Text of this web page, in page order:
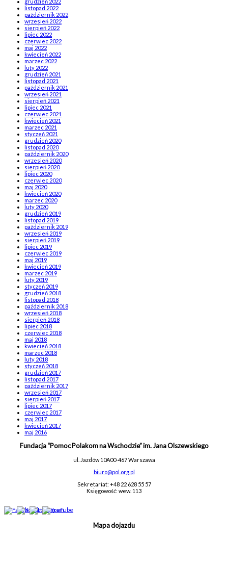
listopad 2022
październik 2022
wrzesień 2022
sierpień 2022
lipiec 2022
czerwiec 2022
maj 2022
kwiecień 2022
marzec 2022
luty 2022
grudzień 2021
listopad 2021
październik 2021
wrzesień 2021
sierpień 2021
lipiec 2021
czerwiec 2021
kwiecień 2021
marzec 2021
styczeń 2021
grudzień 2020
listopad 2020
październik 2020
wrzesień 2020
sierpień 2020
lipiec 2020
czerwiec 2020
maj 2020
kwiecień 2020
marzec 2020
luty 2020
grudzień 2019
listopad 2019
październik 2019
wrzesień 2019
sierpień 2019
lipiec 2019
czerwiec 2019
maj 2019
kwiecień 2019
marzec 2019
luty 2019
styczeń 2019
grudzień 2018
listopad 2018
październik 2018
wrzesień 2018
sierpień 2018
lipiec 2018
czerwiec 2018
maj 2018
kwiecień 2018
marzec 2018
luty 2018
styczeń 2018
grudzień 2017
listopad 2017
październik 2017
wrzesień 2017
sierpień 2017
lipiec 2017
czerwiec 2017
maj 2017
kwiecień 2017
maj 2016
Fundacja “Pomoc Polakom na Wschodzie” im. Jana Olszewskiego
ul. Jazdów 10A00-467 Warszawa
biuro@pol.org.pl
Sekretariat: +48 22 628 55 57
Księgowość: wew. 113
Mapa dojazdu